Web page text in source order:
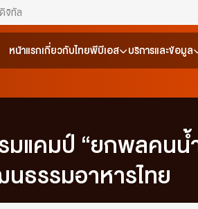
จิทัล
หน้าแรกเกี่ยวกับไทยพีบีเอส บริการและข้อมูล
มแคมป์ “ยกพลคนน้
รรมอาหารไทย